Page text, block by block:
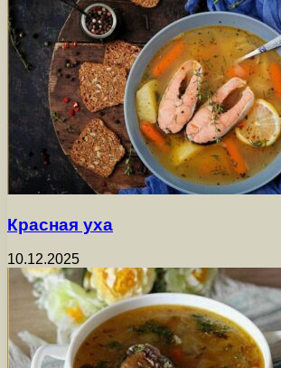
Красная уха
10.12.2025